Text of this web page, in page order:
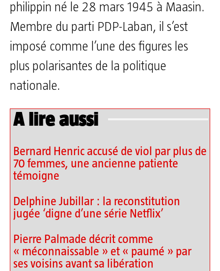
philippin né le 28 mars 1945 à Maasin.
Membre du parti PDP-Laban, il s’est
imposé comme l’une des figures les
plus polarisantes de la politique
nationale.
A lire aussi
Bernard Henric accusé de viol par plus de
70 femmes, une ancienne patiente
témoigne
Delphine Jubillar : la reconstitution
jugée ‘digne d’une série Netflix’
Pierre Palmade décrit comme
« méconnaissable » et « paumé » par
ses voisins avant sa libération